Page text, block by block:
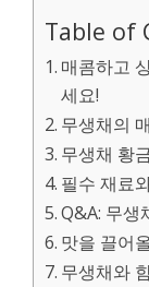
Table of
매콤하고
세요!
무생채의
무생채 황
필수 재료
Q&A: 무생
맛을 끌어
무생채와